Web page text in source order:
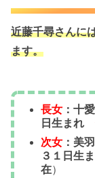
近藤千尋さんに
ます。
長女 ：十
日生まれ
次女 ：美
３１日生
在）